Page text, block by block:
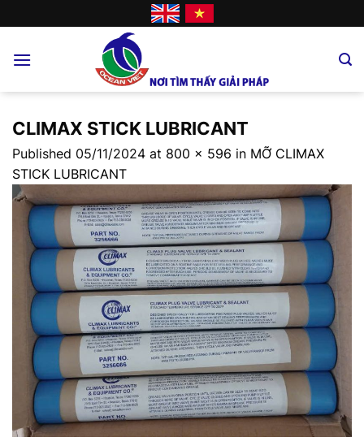
to
CLIMAX STICK LUBRICANT
Published 05/11/2024 at 800 × 596 in MỠ CLIMAX
STICK LUBRICANT